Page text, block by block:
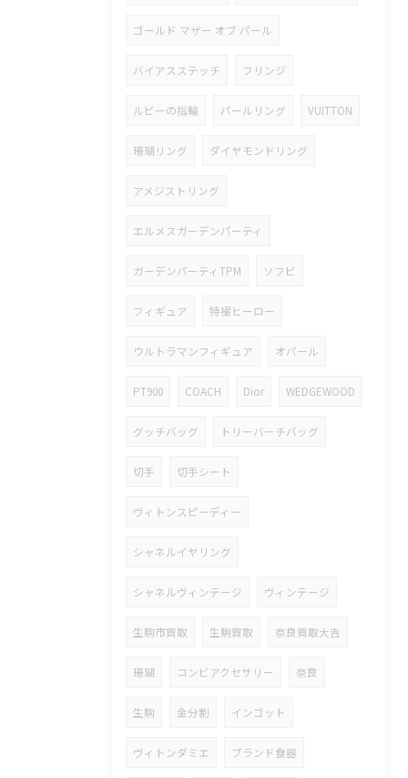
ゴールド マザー オブ パール
バイアスステッチ フリンジ
ルビーの指輪 パールリング VUITTON
珊瑚リング ダイヤモンドリング
アメジストリング
エルメスガーデンパーティ
ガーデンパーティTPM ソフビ
フィギュア 特撮ヒーロー
ウルトラマンフィギュア オパール
PT900 COACH Dior WEDGEWOOD
グッチバッグ トリーバーチバッグ
切手 切手シート
ヴィトンスピーディー
シャネルイヤリング
シャネルヴィンテージ ヴィンテージ
生駒市買取 生駒買取 奈良買取大吉
珊瑚 コンビアクセサリー 奈良
生駒 金分割 インゴット
ヴィトンダミエ ブランド食器